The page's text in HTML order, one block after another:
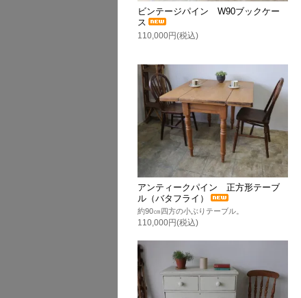
ビンテージパイン W90ブックケー
ス
110,000円(税込)
アンティークパイン 正方形テーブ
ル（バタフライ）
約90㎝四方の小ぶりテーブル。
110,000円(税込)